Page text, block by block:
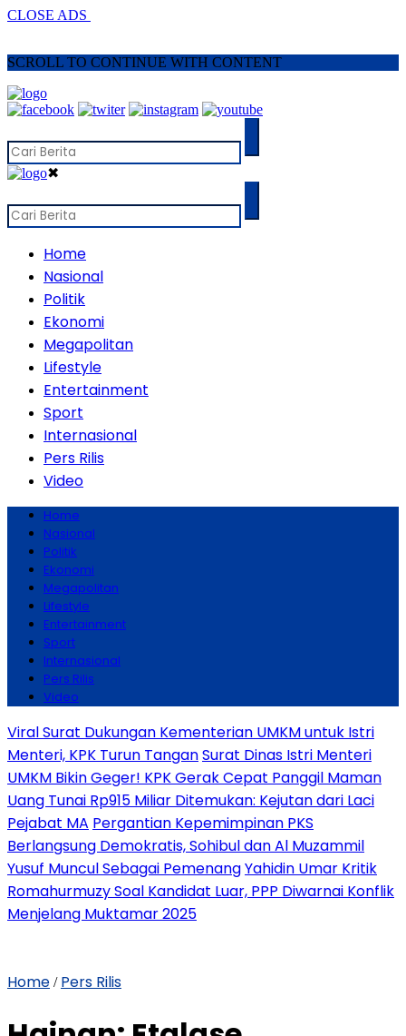
CLOSE ADS
SCROLL TO CONTINUE WITH CONTENT
✖
Home
Nasional
Politik
Ekonomi
Megapolitan
Lifestyle
Entertainment
Sport
Internasional
Pers Rilis
Video
Home
Nasional
Politik
Ekonomi
Megapolitan
Lifestyle
Entertainment
Sport
Internasional
Pers Rilis
Video
Viral Surat Dukungan Kementerian UMKM untuk Istri
Menteri, KPK Turun TanganSurat Dinas Istri Menteri
UMKM Bikin Geger! KPK Gerak Cepat Panggil Maman
Uang Tunai Rp915 Miliar Ditemukan: Kejutan dari Laci
Pejabat MA Pergantian Kepemimpinan PKS
Berlangsung Demokratis, Sohibul dan Al Muzammil
Yusuf Muncul Sebagai PemenangYahidin Umar Kritik
Romahurmuzy Soal Kandidat Luar, PPP Diwarnai Konflik
Menjelang Muktamar 2025
Home / Pers Rilis